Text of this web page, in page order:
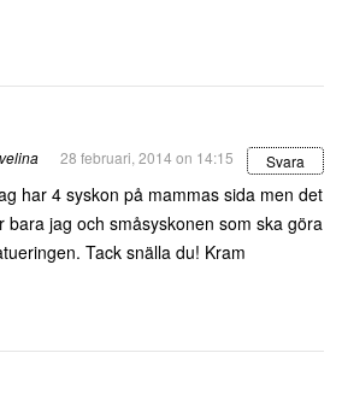
28 februari, 2014 on 14:15 Svara
har 4 syskon på mammas sida men det
bara jag och småsyskonen som ska göra
Tack snälla du! Kram